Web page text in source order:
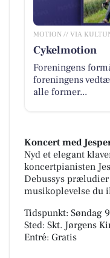
MOTION // VIA
Cykelmotion
Foreningens
foreningens
alle former...
Koncert med
Nyd et elegant
koncertpianisten
Debussys præludier
musikoplevelse du
Tidspunkt: Søndag
Sted: Skt. Jørgens
Entré: Gratis